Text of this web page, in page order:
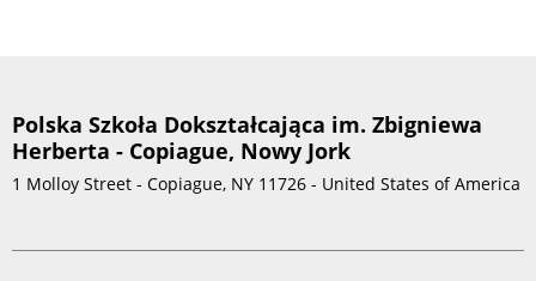
Polska Szkoła Dokształcająca im. Zbigniewa
Herberta - Copiague, Nowy Jork
1 Molloy Street - Copiague, NY 11726 - United States of America